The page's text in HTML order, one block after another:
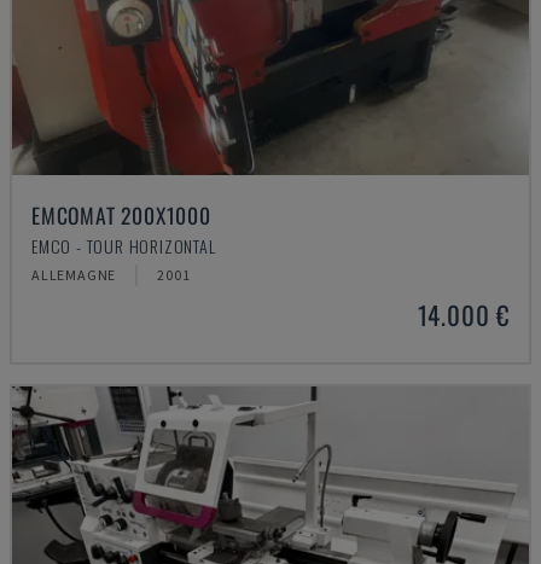
EMCOMAT 200X1000
EMCO - TOUR HORIZONTAL
ALLEMAGNE 2001
14.000 €